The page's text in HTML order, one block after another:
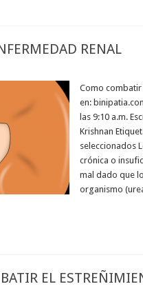
RENAL
Como
en:
las 9:10 a.m.
Krishnan
seleccionados
crónica o
mal dado que
organismo
EL